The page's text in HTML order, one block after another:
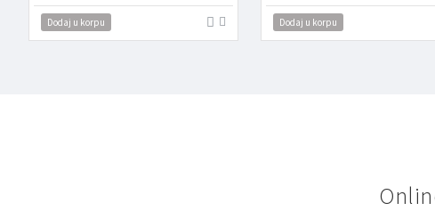
Dodaj u korpu Dodaj u korpu